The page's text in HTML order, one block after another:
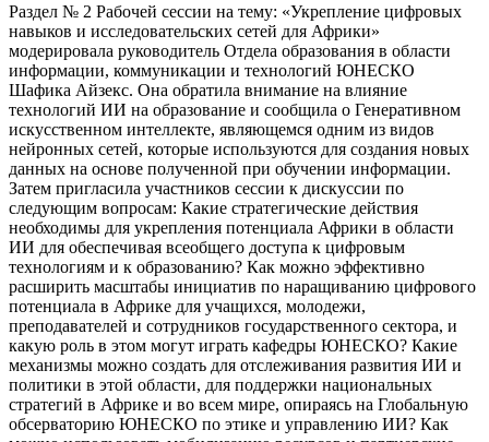
Раздел № 2 Рабочей сессии на тему: «Укрепление цифровых
навыков и исследовательских сетей для Африки»
модерировала руководитель Отдела образования в области
информации, коммуникации и технологий ЮНЕСКО
Шафика Айзекс. Она обратила внимание на влияние
технологий ИИ на образование и сообщила о Генеративном
искусственном интеллекте, являющемся одним из видов
нейронных сетей, которые используются для создания новых
данных на основе полученной при обучении информации.
Затем пригласила участников сессии к дискуссии по
следующим вопросам: Какие стратегические действия
необходимы для укрепления потенциала Африки в области
ИИ для обеспечивая всеобщего доступа к цифровым
технологиям и к образованию? Как можно эффективно
расширить масштабы инициатив по наращиванию цифрового
потенциала в Африке для учащихся, молодежи,
преподавателей и сотрудников государственного сектора, и
какую роль в этом могут играть кафедры ЮНЕСКО? Какие
механизмы можно создать для отслеживания развития ИИ и
политики в этой области, для поддержки национальных
стратегий в Африке и во всем мире, опираясь на Глобальную
обсерваторию ЮНЕСКО по этике и управлению ИИ? Как